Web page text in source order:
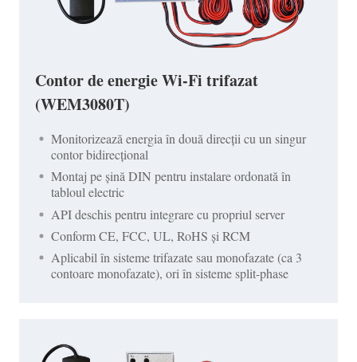
Contor de energie Wi-Fi trifazat
(WEM3080T)
Monitorizează energia în două direcții cu un singur
contor bidirecțional
Montaj pe șină DIN pentru instalare ordonată în
tabloul electric
API deschis pentru integrare cu propriul server
Conform CE, FCC, UL, RoHS și RCM
Aplicabil în sisteme trifazate sau monofazate (ca 3
contoare monofazate), ori în sisteme split-phase